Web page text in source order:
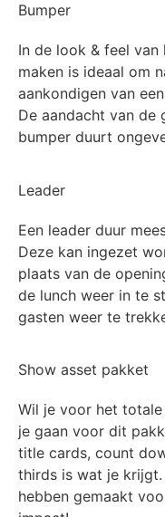
Bumper
In de look & feel van
maken is ideaal om
aankondigen van
De aandacht van de
bumper duurt
Leader
Een leader duur
Deze kan ingezet
plaats van de
de lunch weer in te
gasten weer te
Show asset pakket
Wil je voor het
je gaan voor dit
title cards, count
thirds is wat je krijgt.
hebben gemaakt